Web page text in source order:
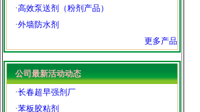
·高效泵送剂（粉剂产品）
·外墙防水剂
更多产品
公司最新活动动态
·长春超早强剂厂
·苯板胶粘剂